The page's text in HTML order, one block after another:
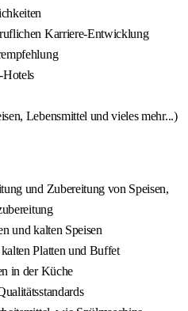
Karriere-Entwicklung
Hotels
Lebensmittel und vieles mehr...)
und Zubereitung von Speisen,
und kalten Speisen
Platten und Buffet
in der Küche